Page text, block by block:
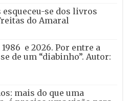
se dos livros
do Amaral
e 2026. Por entre a
de um “diabinho”. Autor:
mais do que uma